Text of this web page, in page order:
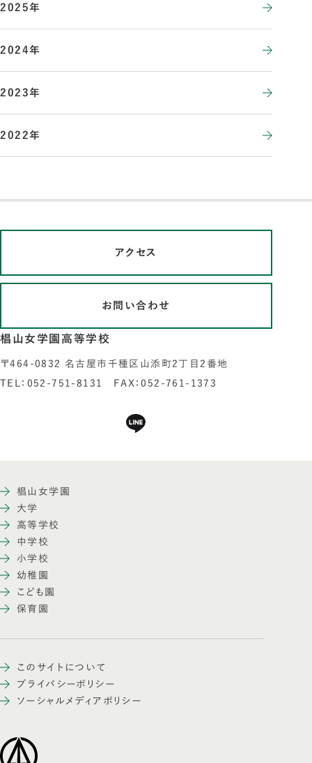
2025年
2024年
2023年
2022年
アクセス
お問い合わせ
椙山女学園高等学校
〒464-0832 名古屋市千種区山添町2丁目2番地
TEL：052-751-8131 FAX：052-761-1373
椙山女学園
大学
高等学校
中学校
小学校
幼稚園
こども園
保育園
このサイトについて
プライバシーポリシー
ソーシャルメディアポリシー